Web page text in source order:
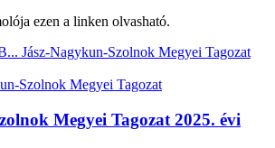
ezen a linken olvasható.
Jász-Nagykun-Szolnok Megyei Tagozat
Szolnok Megyei Tagozat
Megyei Tagozat 2025. évi